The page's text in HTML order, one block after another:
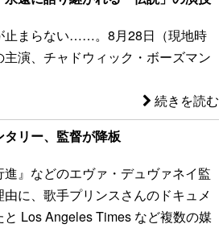
止まらない……。8月28日（現地時
演、チャドウィック・ボーズマン
続きを読む
リー、監督が降板
』などのエヴァ・デュヴァネイ監
に、歌手プリンスさんのドキュメ
Los Angeles Times など複数の媒